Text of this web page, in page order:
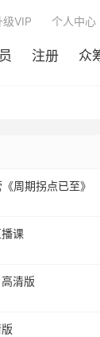
注册 众
级VIP 个人中心
周期拐点已至》
课
清版